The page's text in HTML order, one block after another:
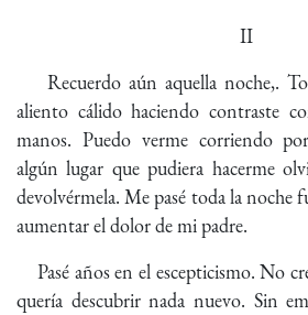
II
Recuerdo aún aquella noche,.
aliento cálido haciendo contraste
manos. Puedo verme corriendo
algún lugar que pudiera hacerme
devolvérmela. Me pasé toda la noche
aumentar el dolor de mi padre.
Pasé años en el escepticismo. No
quería descubrir nada nuevo. Sin